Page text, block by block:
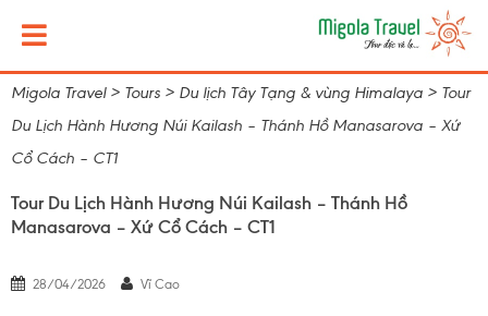
Migola Travel> Tours > Du lịch Tây Tạng & vùng Himalaya > Tour
Du Lịch Hành Hương Núi Kailash – Thánh Hồ Manasarova – Xứ
Cổ Cách – CT1
Tour Du Lịch Hành Hương Núi Kailash – Thánh Hồ
Manasarova – Xứ Cổ Cách – CT1
28/04/2026 Vĩ Cao